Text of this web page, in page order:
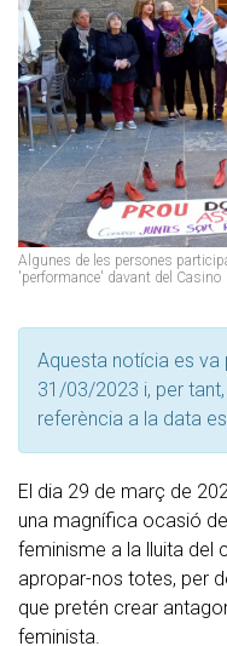
Algunes de les persones
'performance' davant del Casino
Aquesta notícia es va
31/03/2023 i, per
referència a la data
El dia 29 de març de
una magnífica ocasió
feminisme a la lluita del
apropar-nos totes, per
que pretén crear
feminista.